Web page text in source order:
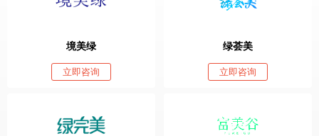
境美绿
立即咨询
绿荟美
立即咨询